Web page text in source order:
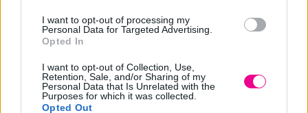
I want to opt-out of processing my
Personal Data for Targeted Advertising.
Opted In
I want to opt-out of Collection, Use,
Retention, Sale, and/or Sharing of my
Personal Data that Is Unrelated with the
Purposes for which it was collected.
Opted Out
Βαφή μαλλιών No
Υπερξανοιχτική
€
Ξανθιστικό κατά του
κίτρινου
9,00€